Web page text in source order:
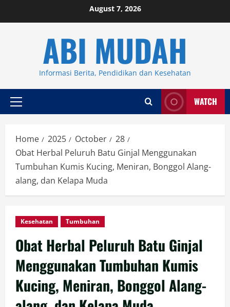
to
August 7, 2026
ABI MUDAH
Informasi Berita, Pendidikan dan Kesehatan
Primary
WATCH
Home 2025 October
28
Obat Herbal Peluruh Batu Ginjal Menggunakan
Tumbuhan Kumis Kucing, Meniran, Bonggol Alang-
alang, dan Kelapa Muda
Kesehatan Tumbuhan
Obat Herbal Peluruh Batu Ginjal
Menggunakan Tumbuhan Kumis
Kucing, Meniran, Bonggol Alang-